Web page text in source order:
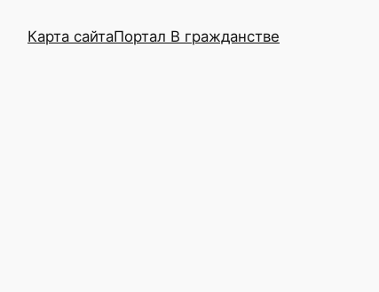
Карта сайтаПортал В гражданстве